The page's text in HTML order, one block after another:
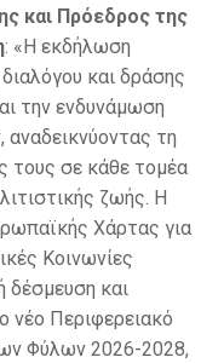
και Πρόεδρος της
: «Η εκδήλωση
και δράσης
την ενδυνάμωση
τη
τους σε κάθε τομέα
ζωής. Η
Χάρτας για
Κοινωνίες
δέσμευση και
νέο Περιφερειακό
Φύλων 2026-2028,